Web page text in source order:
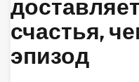
счастья,
эпизод